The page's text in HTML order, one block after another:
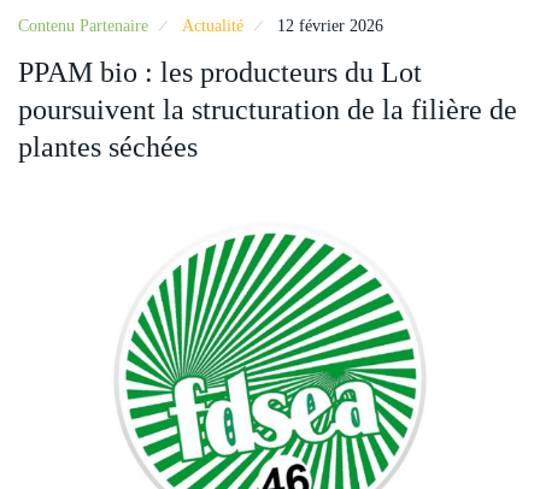
Contenu Partenaire Actualité 12 février 2026
PPAM bio : les producteurs du Lot
poursuivent la structuration de la filière de
plantes séchées